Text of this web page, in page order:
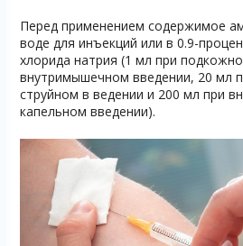
Перед применением содержимое
воде для инъекций или в 0.9-
хлорида натрия (1 мл при
внутримышечном введении, 20 мл
струйном в ведении и 200 мл при
капельном введении).